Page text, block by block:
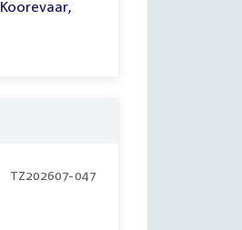
Koorevaar,
TZ202607-047